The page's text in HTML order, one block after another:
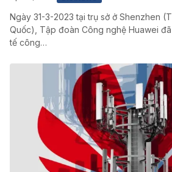
Ngày 31-3-2023 tại trụ sở ở Shenzhen
Quốc), Tập đoàn Công nghệ Huawei
tế công…